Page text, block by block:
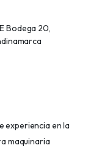
Bodega 20,
experiencia en la
maquinaria